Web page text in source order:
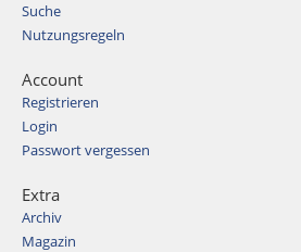
Suche
Nutzungsregeln
Account
Registrieren
Login
Passwort vergessen
Extra
Archiv
Magazin